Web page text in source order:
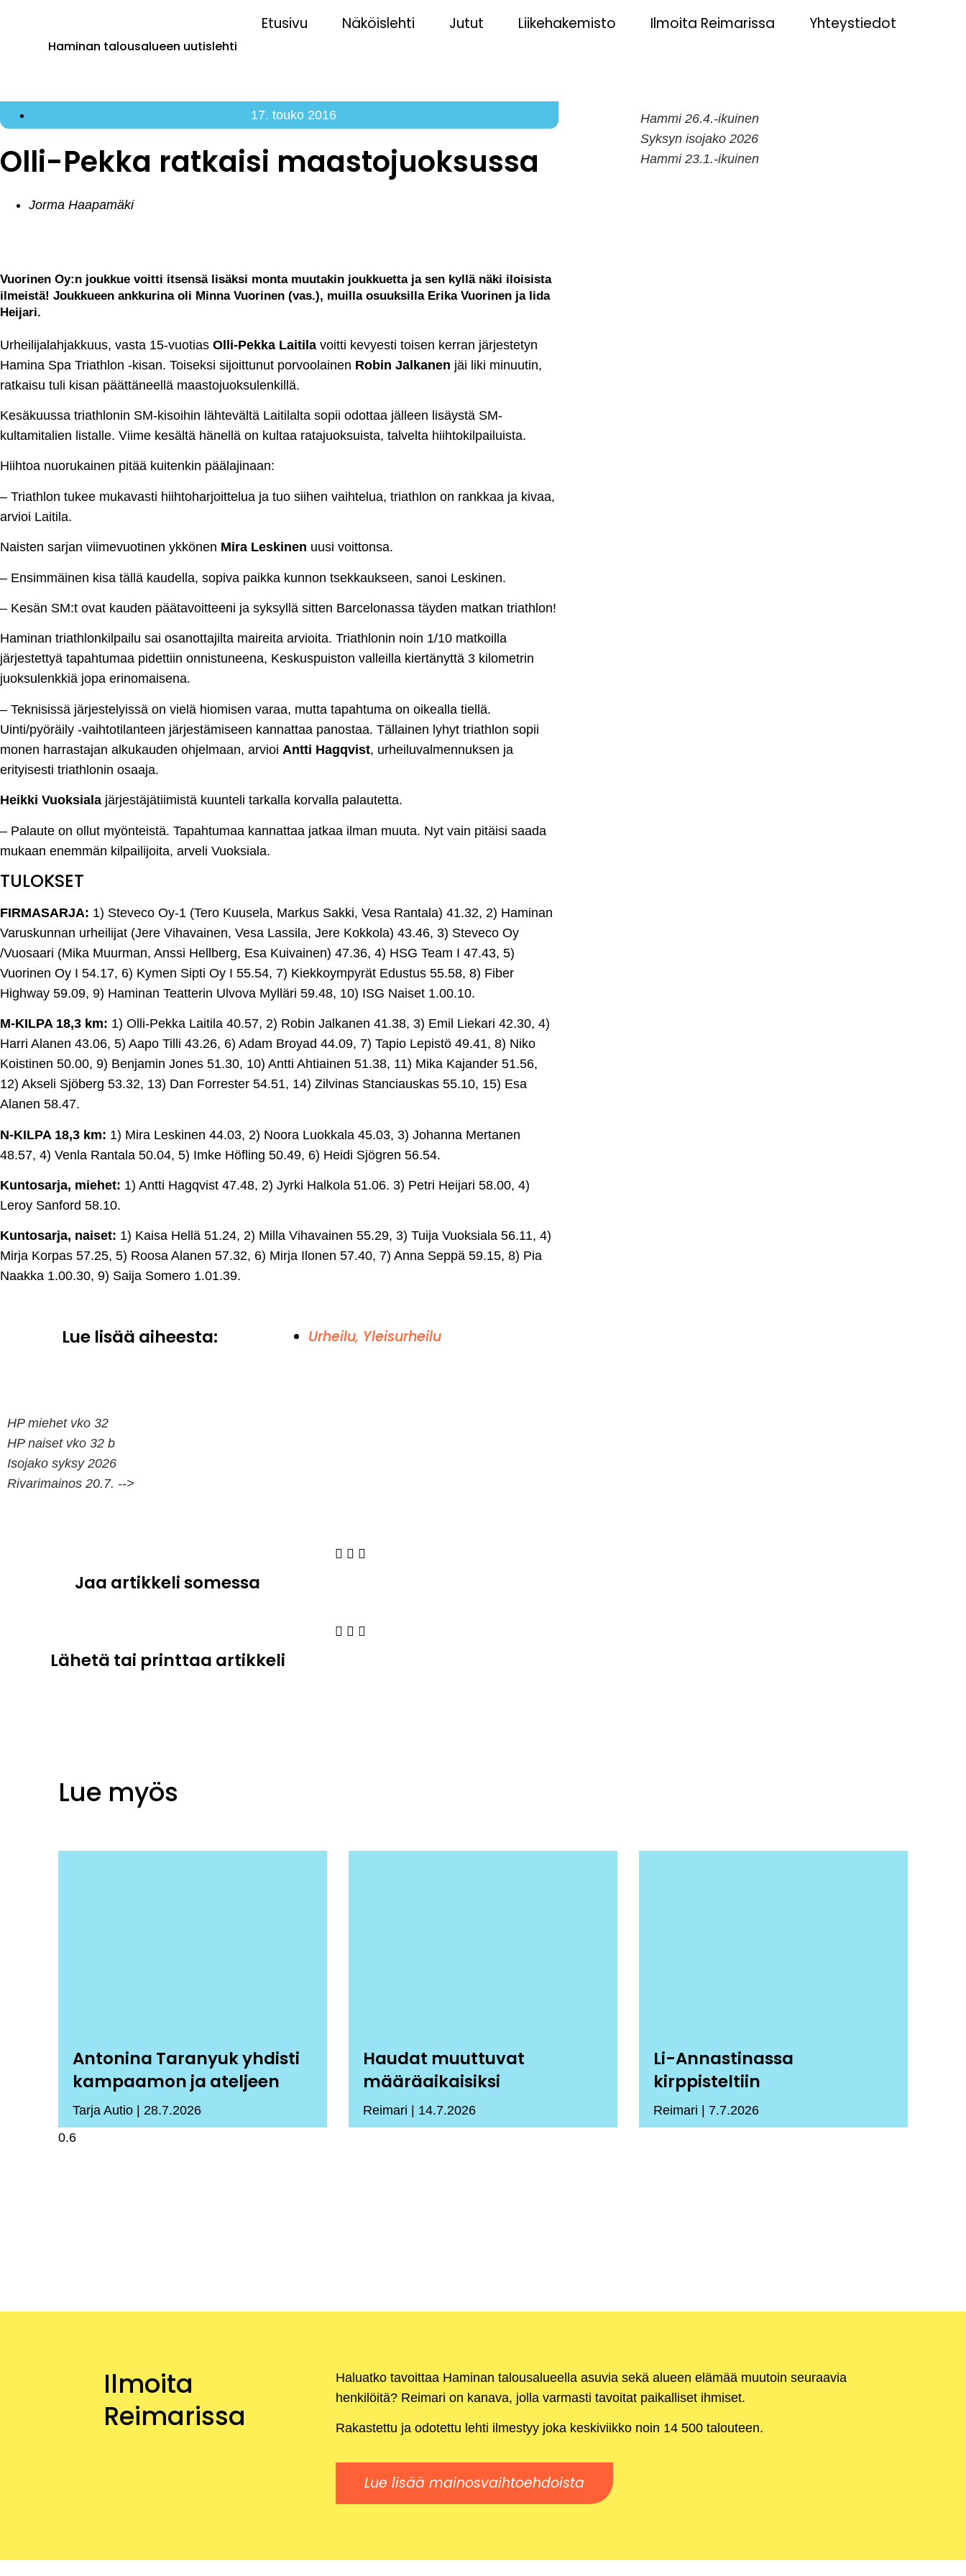
Haminan talousalueen uutislehti
Etusivu Näköislehti Jutut Liikehakemisto Ilmoita Reimarissa Yhteystiedot
17. touko 2016
Olli-Pekka ratkaisi maastojuoksussa
Jorma Haapamäki
Vuorinen Oy:n joukkue voitti itsensä lisäksi monta muutakin joukkuetta ja sen kyllä näki iloisista
ilmeistä! Joukkueen ankkurina oli Minna Vuorinen (vas.), muilla osuuksilla Erika Vuorinen ja Iida
Heijari.
Urheilijalahjakkuus, vasta 15-vuotias Olli-Pekka Laitila voitti kevyesti toisen kerran järjestetyn
Hamina Spa Triathlon -kisan. Toiseksi sijoittunut porvoolainen Robin Jalkanen jäi liki minuutin,
ratkaisu tuli kisan päättäneellä maastojuoksulenkillä.
Kesäkuussa triathlonin SM-kisoihin lähtevältä Laitilalta sopii odottaa jälleen lisäystä SM-
kultamitalien listalle. Viime kesältä hänellä on kultaa ratajuoksuista, talvelta hiihtokilpailuista.
Hiihtoa nuorukainen pitää kuitenkin päälajinaan:
– Triathlon tukee mukavasti hiihtoharjoittelua ja tuo siihen vaihtelua, triathlon on rankkaa ja kivaa,
arvioi Laitila.
Naisten sarjan viimevuotinen ykkönen Mira Leskinen uusi voittonsa.
– Ensimmäinen kisa tällä kaudella, sopiva paikka kunnon tsekkaukseen, sanoi Leskinen.
– Kesän SM:t ovat kauden päätavoitteeni ja syksyllä sitten Barcelonassa täyden matkan triathlon!
Haminan triathlonkilpailu sai osanottajilta maireita arvioita. Triathlonin noin 1/10 matkoilla
järjestettyä tapahtumaa pidettiin onnistuneena, Keskuspuiston valleilla kiertänyttä 3 kilometrin
juoksulenkkiä jopa erinomaisena.
– Teknisissä järjestelyissä on vielä hiomisen varaa, mutta tapahtuma on oikealla tiellä.
Uinti/pyöräily -vaihtotilanteen järjestämiseen kannattaa panostaa. Tällainen lyhyt triathlon sopii
monen harrastajan alkukauden ohjelmaan, arvioi Antti Hagqvist, urheiluvalmennuksen ja
erityisesti triathlonin osaaja.
Heikki Vuoksiala järjestäjätiimistä kuunteli tarkalla korvalla palautetta.
– Palaute on ollut myönteistä. Tapahtumaa kannattaa jatkaa ilman muuta. Nyt vain pitäisi saada
mukaan enemmän kilpailijoita, arveli Vuoksiala.
TULOKSET
FIRMASARJA: 1) Steveco Oy-1 (Tero Kuusela, Markus Sakki, Vesa Rantala) 41.32, 2) Haminan
Varuskunnan urheilijat (Jere Vihavainen, Vesa Lassila, Jere Kokkola) 43.46, 3) Steveco Oy
/Vuosaari (Mika Muurman, Anssi Hellberg, Esa Kuivainen) 47.36, 4) HSG Team I 47.43, 5)
Vuorinen Oy I 54.17, 6) Kymen Sipti Oy I 55.54, 7) Kiekkoympyrät Edustus 55.58, 8) Fiber
Highway 59.09, 9) Haminan Teatterin Ulvova Mylläri 59.48, 10) ISG Naiset 1.00.10.
M-KILPA 18,3 km: 1) Olli-Pekka Laitila 40.57, 2) Robin Jalkanen 41.38, 3) Emil Liekari 42.30, 4)
Harri Alanen 43.06, 5) Aapo Tilli 43.26, 6) Adam Broyad 44.09, 7) Tapio Lepistö 49.41, 8) Niko
Koistinen 50.00, 9) Benjamin Jones 51.30, 10) Antti Ahtiainen 51.38, 11) Mika Kajander 51.56,
12) Akseli Sjöberg 53.32, 13) Dan Forrester 54.51, 14) Zilvinas Stanciauskas 55.10, 15) Esa
Alanen 58.47.
N-KILPA 18,3 km: 1) Mira Leskinen 44.03, 2) Noora Luokkala 45.03, 3) Johanna Mertanen
48.57, 4) Venla Rantala 50.04, 5) Imke Höfling 50.49, 6) Heidi Sjögren 56.54.
Kuntosarja, miehet: 1) Antti Hagqvist 47.48, 2) Jyrki Halkola 51.06. 3) Petri Heijari 58.00, 4)
Leroy Sanford 58.10.
Kuntosarja, naiset: 1) Kaisa Hellä 51.24, 2) Milla Vihavainen 55.29, 3) Tuija Vuoksiala 56.11, 4)
Mirja Korpas 57.25, 5) Roosa Alanen 57.32, 6) Mirja Ilonen 57.40, 7) Anna Seppä 59.15, 8) Pia
Naakka 1.00.30, 9) Saija Somero 1.01.39.
Lue lisää aiheesta: Urheilu, Yleisurheilu
HP miehet vko 32
HP naiset vko 32 b
Isojako syksy 2026
Rivarimainos 20.7. -->
Jaa artikkeli somessa
Lähetä tai printtaa artikkeli
Hammi 26.4.-ikuinen
Syksyn isojako 2026
Hammi 23.1.-ikuinen
Lue myös
Antonina Taranyuk yhdisti
kampaamon ja ateljeen
Tarja Autio 28.7.2026
Haudat muuttuvat
määräaikaisiksi
Reimari 14.7.2026
Li-Annastinassa
kirppisteltiin
Reimari 7.7.2026
Ilmoita
Reimarissa
Haluatko tavoittaa Haminan talousalueella asuvia sekä alueen elämää muutoin seuraavia
henkilöitä? Reimari on kanava, jolla varmasti tavoitat paikalliset ihmiset.
Rakastettu ja odotettu lehti ilmestyy joka keskiviikko noin 14 500 talouteen.
Lue lisää mainosvaihtoehdoista